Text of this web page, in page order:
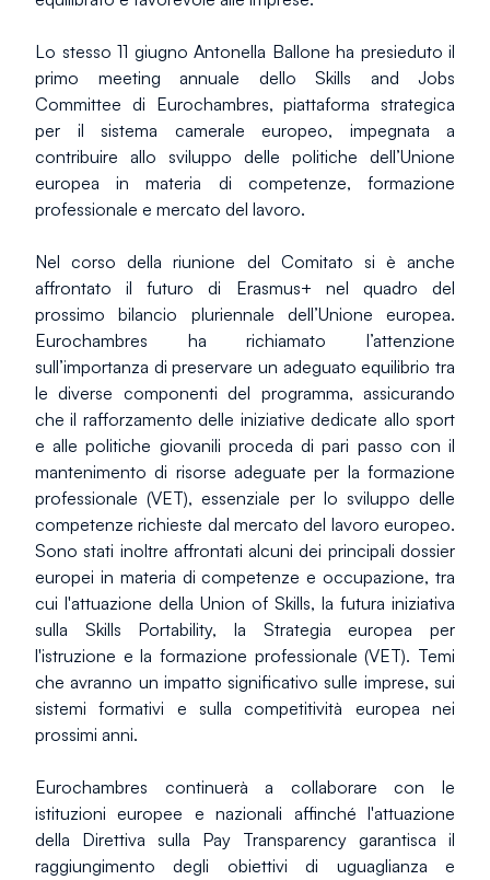
Lo stesso 11 giugno Antonella Ballone ha presieduto il
primo meeting annuale dello Skills and Jobs
Committee di Eurochambres, piattaforma strategica
per il sistema camerale europeo, impegnata a
contribuire allo sviluppo delle politiche dell’Unione
europea in materia di competenze, formazione
professionale e mercato del lavoro.
Nel corso della riunione del Comitato si è anche
affrontato il futuro di Erasmus+ nel quadro del
prossimo bilancio pluriennale dell’Unione europea.
Eurochambres ha richiamato l’attenzione
sull’importanza di preservare un adeguato equilibrio tra
le diverse componenti del programma, assicurando
che il rafforzamento delle iniziative dedicate allo sport
e alle politiche giovanili proceda di pari passo con il
mantenimento di risorse adeguate per la formazione
professionale (VET), essenziale per lo sviluppo delle
competenze richieste dal mercato del lavoro europeo.
Sono stati inoltre affrontati alcuni dei principali dossier
europei in materia di competenze e occupazione, tra
cui l'attuazione della Union of Skills, la futura iniziativa
sulla Skills Portability, la Strategia europea per
l'istruzione e la formazione professionale (VET). Temi
che avranno un impatto significativo sulle imprese, sui
sistemi formativi e sulla competitività europea nei
prossimi anni.
Eurochambres continuerà a collaborare con le
istituzioni europee e nazionali affinché l'attuazione
della Direttiva sulla Pay Transparency garantisca il
raggiungimento degli obiettivi di uguaglianza e